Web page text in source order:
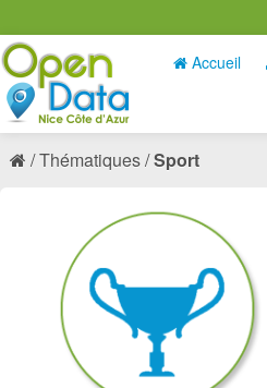
Accueil
Thématiques Sport